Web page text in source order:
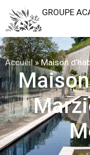
GROUPE
Accueil»Maison